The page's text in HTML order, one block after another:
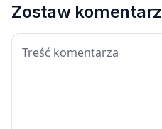
Zostaw komentarz